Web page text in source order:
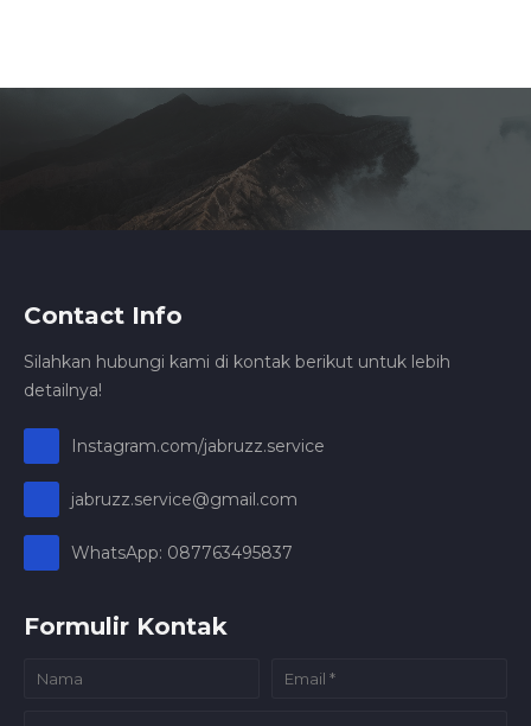
Contact Info
Silahkan hubungi kami di kontak berikut untuk lebih
detailnya!
Instagram.com/jabruzz.service
jabruzz.service@gmail.com
WhatsApp: 087763495837
Formulir Kontak